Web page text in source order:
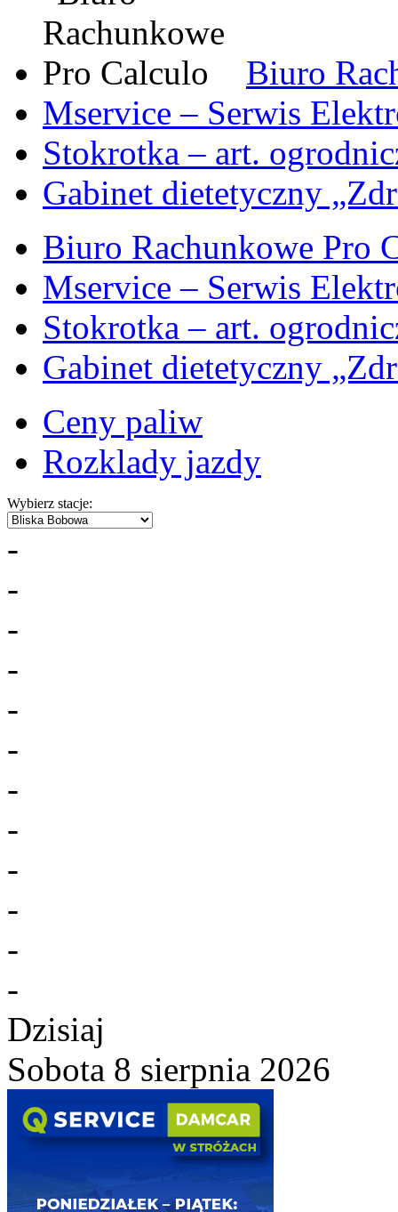
Biuro
Mservice – Serwis
Stokrotka – art.
Gabinet dietetyczny
Biuro Rachunkowe Pro
Mservice – Serwis
Stokrotka – art.
Gabinet dietetyczny
Ceny paliw
Rozklady jazdy
Wybierz stacje:
-
-
-
-
-
-
-
-
-
-
-
-
Dzisiaj
Sobota 8 sierpnia 2026